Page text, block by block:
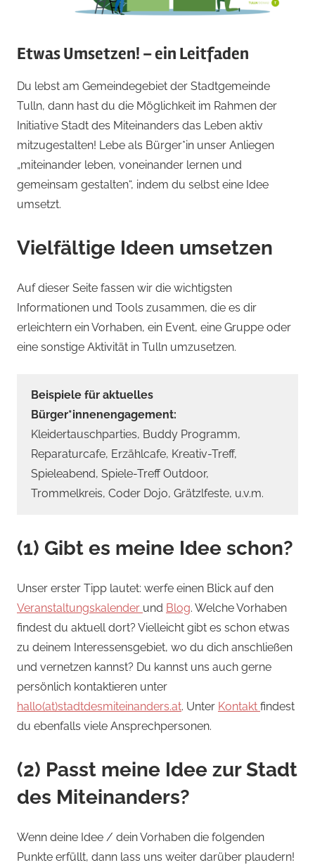
Etwas Umsetzen! – ein Leitfaden
Du lebst am Gemeindegebiet der Stadtgemeinde
Tulln, dann hast du die Möglichkeit im Rahmen der
Initiative Stadt des Miteinanders das Leben aktiv
mitzugestalten! Lebe als Bürger*in unser Anliegen
„miteinander leben, voneinander lernen und
gemeinsam gestalten“, indem du selbst eine Idee
umsetzt.
Vielfältige Ideen umsetzen
Auf dieser Seite fassen wir die wichtigsten
Informationen und Tools zusammen, die es dir
erleichtern ein Vorhaben, ein Event, eine Gruppe oder
eine sonstige Aktivität in Tulln umzusetzen.
Beispiele für aktuelles
Bürger*innenengagement:
Kleidertauschparties, Buddy Programm,
Reparaturcafe, Erzählcafe, Kreativ-Treff,
Spieleabend, Spiele-Treff Outdoor,
Trommelkreis, Coder Dojo, Grätzlfeste, u.v.m.
(1) Gibt es meine Idee schon?
Unser erster Tipp lautet: werfe einen Blick auf den
Veranstaltungskalender und Blog. Welche Vorhaben
findest du aktuell dort? Vielleicht gibt es schon etwas
zu deinem Interessensgebiet, wo du dich anschließen
und vernetzen kannst? Du kannst uns auch gerne
persönlich kontaktieren unter
hallo(at)stadtdesmiteinanders.at. Unter Kontakt findest
du ebenfalls viele Ansprechpersonen.
(2) Passt meine Idee zur Stadt
des Miteinanders?
Wenn deine Idee / dein Vorhaben die folgenden
Punkte erfüllt, dann lass uns weiter darüber plaudern!